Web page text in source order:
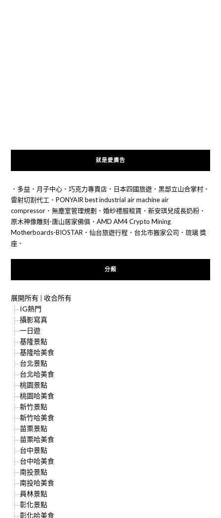
就是愛廣告
‧ 多益‧ 月子中心‧ 巧克力專賣店‧ 日本四國旅遊‧ 黑部立山合掌村‧
雷射切割代工 ‧ PONYAIR best industrial air machine air
compressor‧ 無塵室管理規劃 ‧ 婚紗禮服租賃‧ 新安琪兒成長奶粉‧
原木神像雕刻-唐山居家佛俱‧ AMD AM4 Crypto Mining
Motherboards-BIOSTAR ‧ 仙台旅遊行程 ‧ 台北市搬家公司 ‧ 琉璃 獎
座‧
分類
展開所有| 收合所有
IG熱門
攝影寫真
一日遊
基隆景點
基隆哈美食
台北景點
台北哈美食
桃園景點
桃園哈美食
新竹景點
新竹哈美食
苗栗景點
苗栗哈美食
台中景點
台中哈美食
南投景點
南投哈美食
員林景點
彰化景點
彰化哈美食